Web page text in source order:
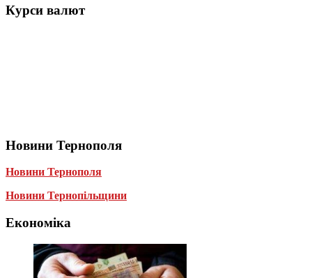
Курси валют
Новини Тернополя
Новини Тернополя
Новини Тернопільщини
Економіка